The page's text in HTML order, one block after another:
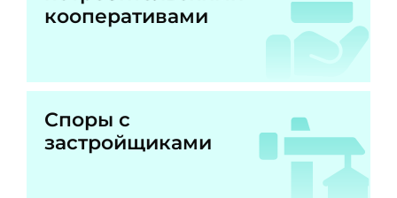
кооперативами
Споры с
застройщиками